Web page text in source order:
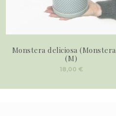
Monstera deliciosa
(M)
18,00 €